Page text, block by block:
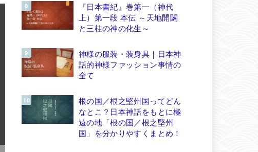
『日本書紀』巻第一（神代
上）第一段 本伝 ～天地開闢
と三柱の神の化生～
神様の服装・装身具｜日本神
話的神様ファッション事情の
全て
根の国／根之堅州国ってどん
なとこ？日本神話をもとに極
遠の地「根の国／根之堅州
国」を分かりやすくまとめ！